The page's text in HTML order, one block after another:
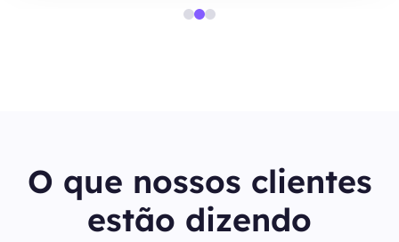
O que nossos clientes
estão dizendo